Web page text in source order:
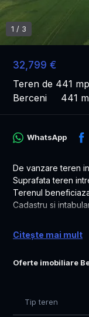
32,799 €
Teren de 441
Berceni
441
1 / 3
Oferte imobiliare
WhatsApp
De vanzare teren
Suprafata teren
Terenul
Cadastru si
Mihaela
Citește mai mult
Tip teren